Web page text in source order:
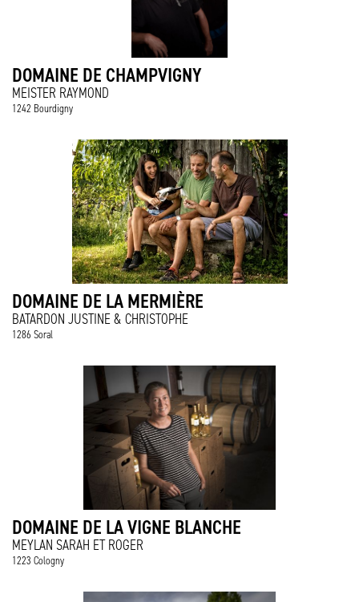
DOMAINE DE CHAMPVIGNY
MEISTER RAYMOND
1242 Bourdigny
DOMAINE DE LA MERMIÈRE
BATARDON JUSTINE & CHRISTOPHE
1286 Soral
DOMAINE DE LA VIGNE BLANCHE
MEYLAN SARAH ET ROGER
1223 Cologny